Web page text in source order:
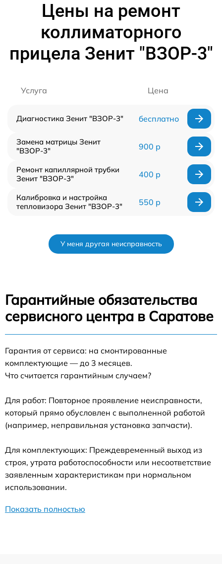
Цены на ремонт
коллиматорного
прицела Зенит "ВЗОР-3"
Услуга Цена
Диагностика Зенит "ВЗОР-3" бесплатно
Замена матрицы Зенит
"ВЗОР-3"
900 р
Ремонт капиллярной трубки
Зенит "ВЗОР-3"
400 р
Калибровка и настройка
тепловизора Зенит "ВЗОР-3"
550 р
У меня другая неисправность
Гарантийные обязательства
сервисного центра в Саратове
Гарантия от сервиса: на смонтированные
комплектующие — до 3 месяцев.
Что считается гарантийным случаем?
Для работ: Повторное проявление неисправности,
который прямо обусловлен с выполненной работой
(например, неправильная установка запчасти).
Для комплектующих: Преждевременный выход из
строя, утрата работоспособности или несоответствие
заявленным характеристикам при нормальном
использовании.
Показать полностью